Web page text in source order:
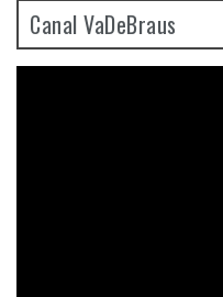
Canal VaDeBraus